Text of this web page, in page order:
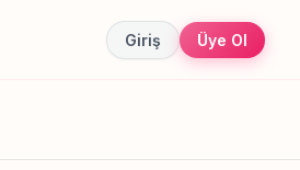
Giriş Üye Ol
Canlı sonuçlar Online randevu